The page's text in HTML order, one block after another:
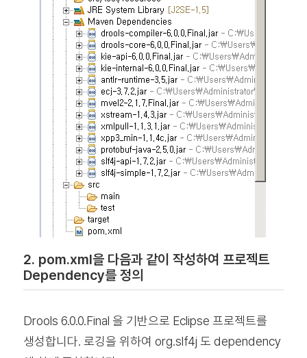
2. pom.xml을 다음과 같이 작성하여 프로젝트
Dependency를 정의
Drools 6.0.0.Final 을 기반으로 Eclipse 프로젝트를
생성합니다. 로깅을 위하여 org.slf4j 도 dependency